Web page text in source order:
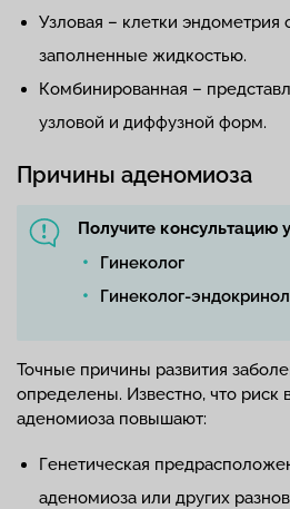
Узловая – клетки эндометрия
заполненные жидкостью.
Комбинированная –
узловой и диффузной форм.
Причины аденомиоза
Получите консультацию
Гинеколог
Гинеколог-
Точные причины развития
определены. Известно, что риск
аденомиоза повышают:
Генетическая
аденомиоза или других